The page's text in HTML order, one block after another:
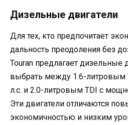
Дизельные двигатели
Для тех, кто предпочитает
дальность преодоления без
Touran предлагает
выбрать между 1.6-литровым
л.с. и 2.0-литровым TDI с
Эти двигатели отличаются
экономичностью и низким